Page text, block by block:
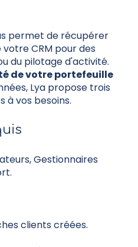
permet de récupérer
CRM pour des
du pilotage d'activité.
de votre portefeuille
Lya propose trois
à vos besoins.
Gestionnaires
clients créées.